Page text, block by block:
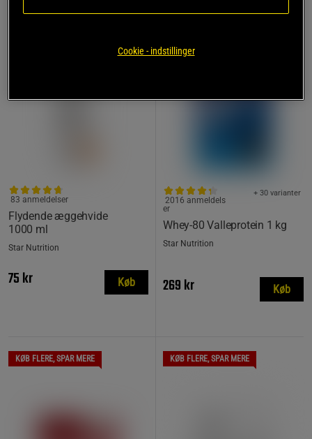
Flydende æggehvide
1000 ml
83 anmeldelser
Star Nutrition
75 kr Køb
Whey-80 Valleprotein 1 kg
+ 30 varianter
2016 anmeldels
er
Star Nutrition
269 kr Køb
KØB FLERE, SPAR MERE KØB FLERE, SPAR MERE
Cookie - indstillinger